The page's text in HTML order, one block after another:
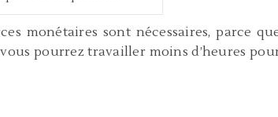
monétaires sont nécessaires, parce
pourrez travailler moins d’heures